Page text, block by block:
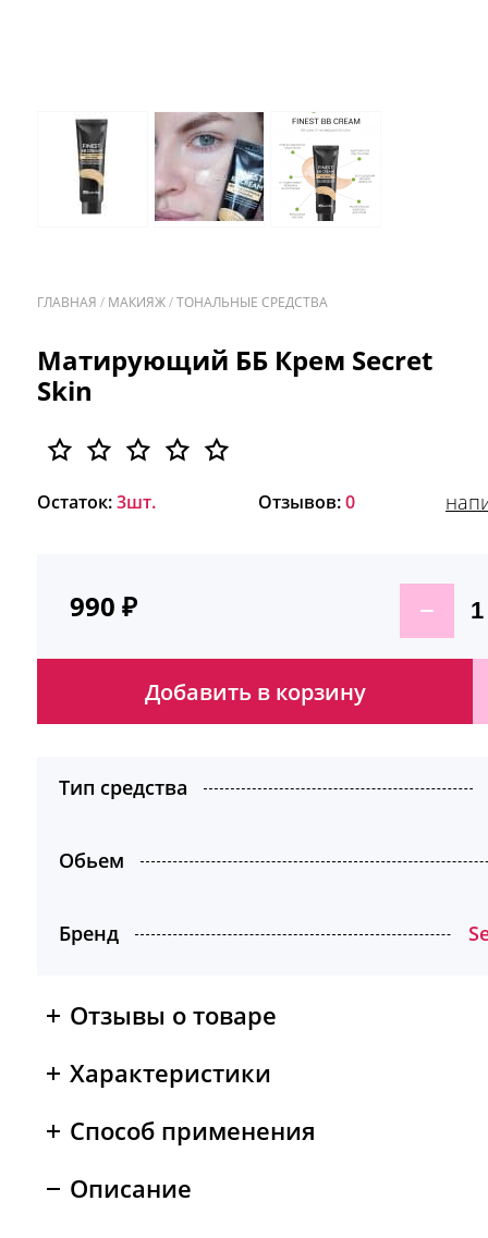
ГЛАВНАЯ / МАКИЯЖ/ТОНАЛЬНЫЕ СРЕДСТВА
Матирующий ББ Крем Secret
Skin
Остаток:3шт. Отзывов: 0
990 ₽
Добавить в корзину
Тип средства
Обьем
Бренд
Отзывы о товаре
Характеристики
Способ применения
Описание